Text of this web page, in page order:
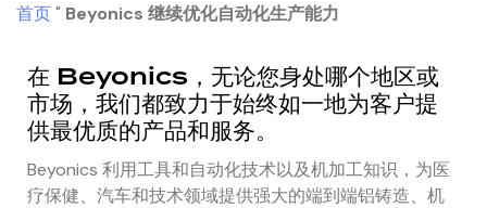
首页" Beyonics 继续优化自动化生产能力
在 Beyonics，无论您身处哪个地区或
市场，我们都致力于始终如一地为客户提
供最优质的产品和服务。
Beyonics 利用工具和自动化技术以及机加工知识，为医
疗保健、汽车和技术领域提供强大的端到端铝铸造、机